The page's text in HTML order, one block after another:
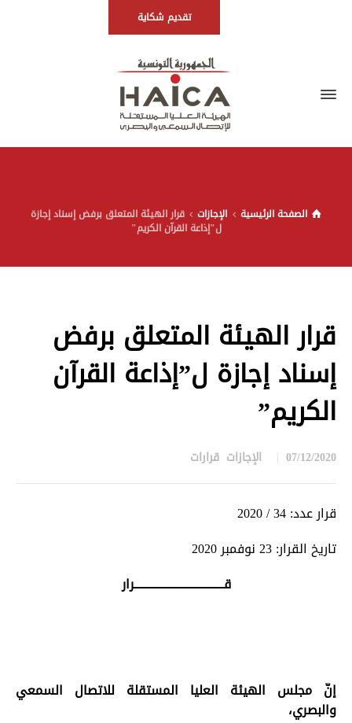
تقديم شكاية
الصفحة الرئيسية الإجازات
قرار الهيئة المتعلق برفض إسناد إجازة
ل"إذاعة القرآن الكريم"
قرار الهيئة المتعلق برفض
إسناد إجازة ل”إذاعة القرآن
الكريم”
07/12/2020 الإجازات قرارات
قرار عدد: 34 / 2020
تاريخ القرار: 23 نوفمبر 2020
قــــــــــــــــــــــــــــــــــــــرار
إنّ مجلس الهيئة العليا المستقلة للاتصال السمعي
والبصري،